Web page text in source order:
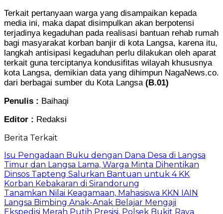
Terkait pertanyaan warga yang disampaikan kepada
media ini, maka dapat disimpulkan akan berpotensi
terjadinya kegaduhan pada realisasi bantuan rehab rumah
bagi masyarakat korban banjir di kota Langsa, karena itu,
langkah antisipasi kegaduhan perlu dilakukan oleh aparat
terkait guna terciptanya kondusifitas wilayah khususnya
kota Langsa, demikian data yang dihimpun NagaNews.co.
dari berbagai sumber du Kota Langsa (B.01)
Penulis : Baihaqi
Editor : Redaksi
Berita Terkait
Isu Pengadaan Buku dengan Dana Desa di Langsa
Timur dan Langsa Lama, Warga Minta Dihentikan
Dinsos Tapteng Salurkan Bantuan untuk 4 KK
Korban Kebakaran di Sirandorung
Tanamkan Nilai Keagamaan, Mahasiswa KKN IAIN
Langsa Bimbing Anak-Anak Belajar Mengaji
Ekspedisi Merah Putih Presisi, Polsek Bukit Raya